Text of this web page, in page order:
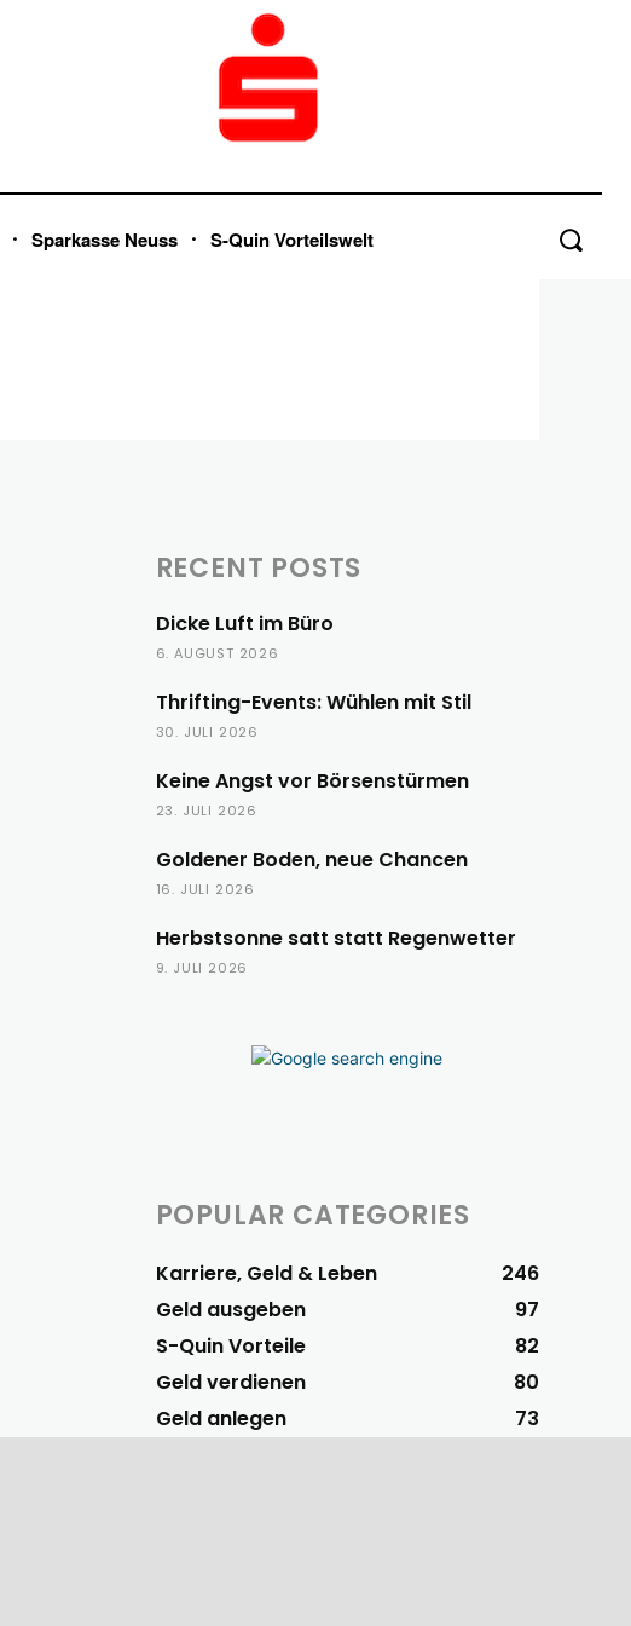
Sparkasse Neuss S-Quin Vorteilswelt
RECENT POSTS
Dicke Luft im Büro
6. AUGUST 2026
Thrifting-Events: Wühlen mit Stil
30. JULI 2026
Keine Angst vor Börsenstürmen
23. JULI 2026
Goldener Boden, neue Chancen
16. JULI 2026
Herbstsonne satt statt Regenwetter
9. JULI 2026
POPULAR CATEGORIES
Karriere, Geld & Leben
246
Geld ausgeben
97
S-Quin Vorteile
82
Geld verdienen
80
Geld anlegen
73